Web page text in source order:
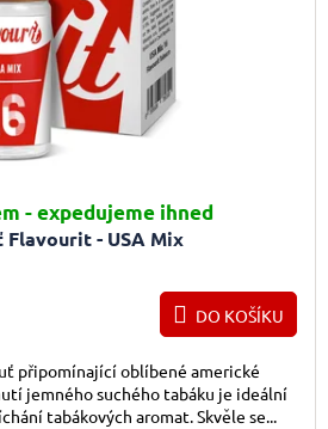
Flavourit - USA Mix
- expedujeme ihned
DO KOŠÍKU
připomínající oblíbené americké
jemného suchého tabáku je ideální
tabákových aromat. Skvěle se...